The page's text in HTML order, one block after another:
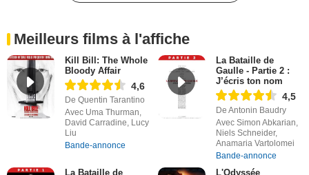
Meilleurs films à l'affiche
Kill Bill: The Whole
Bloody Affair
4,6
De Quentin Tarantino
Avec Uma Thurman,
David Carradine, Lucy
Liu
Bande-annonce
La Bataille de
Gaulle - Partie 2 :
J’écris ton nom
4,5
De Antonin Baudry
Avec Simon Abkarian,
Niels Schneider,
Anamaria Vartolomei
Bande-annonce
La Bataille de
L'Odyssée